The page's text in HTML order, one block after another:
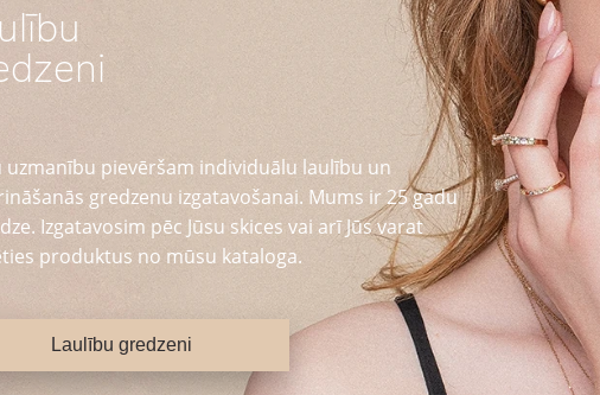
uzmanību pievēršam individuālu laulību un
gredzenu izgatavošanai. Mums ir 25 gadu
Izgatavosim pēc Jūsu skices vai arī Jūs varat
produktus no mūsu kataloga.
Laulību gredzeni